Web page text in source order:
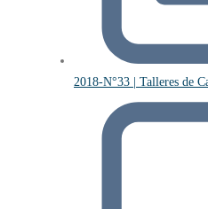
2018-N°33 | Talleres de